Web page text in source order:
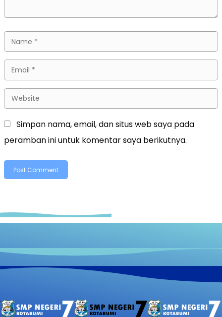
Simpan nama, email, dan situs web saya pada
peramban ini untuk komentar saya berikutnya.